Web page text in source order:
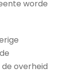
worde
overheid